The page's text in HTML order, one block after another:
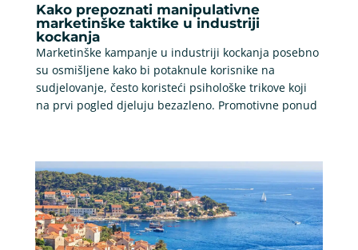
Kako prepoznati manipulativne
marketinške taktike u industriji
kockanja
Marketinške kampanje u industriji kockanja posebno
su osmišljene kako bi potaknule korisnike na
sudjelovanje, često koristeći psihološke trikove koji
na prvi pogled djeluju bezazleno. Promotivne ponud